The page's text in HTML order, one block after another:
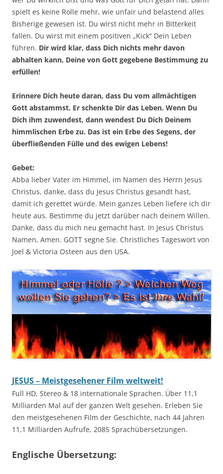
spielt es keine Rolle mehr, wie unfair und belastend alles
Bisherige gewesen ist. Du wirst nicht mehr in Bitterkeit
fallen. Du wirst mit einem positiven „Kick“ Dein Leben
führen. Dir wird klar, dass Dich nichts mehr davon
abhalten kann, Deine von Gott gegebene Bestimmung zu
erfüllen!
Erinnere Dich heute daran, dass Du vom allmächtigen
Gott abstammst. Er schenkte Dir das Leben. Wenn Du
Dich ihm zuwendest, dann wendest Du Dich Deinem
himmlischen Erbe zu. Das ist ein Erbe des Segens, der
überfließenden Fülle und des ewigen Lebens!
Gebet:
Abba lieber Vater im Himmel, im Namen des Herrn Jesus
Christus, danke, dass du Jesus Christus gesandt hast,
damit ich gerettet würde. Mein ganzes Leben liefere ich dir
heute aus. Bestimme du jetzt darüber nach deinem Willen.
Danke, dass du mich neu gemacht hast. In Jesus Christus
Namen, Amen. GOTT segne Sie. Christliches Tageswort von
Joel & Victoria Osteen aus den USA.
JESUS – Meistgesehener Film weltweit!
Full HD, Stereo & 18 internationale Sprachen. Über 11,1
Milliarden Mal auf der ganzen Welt gesehen. Erleben Sie
den meistgesehenen Film der Geschichte, nach 44 Jahren
11,1 Milliarden Aufrufe, 2085 Sprachübersetzungen.
Englische Übersetzung: